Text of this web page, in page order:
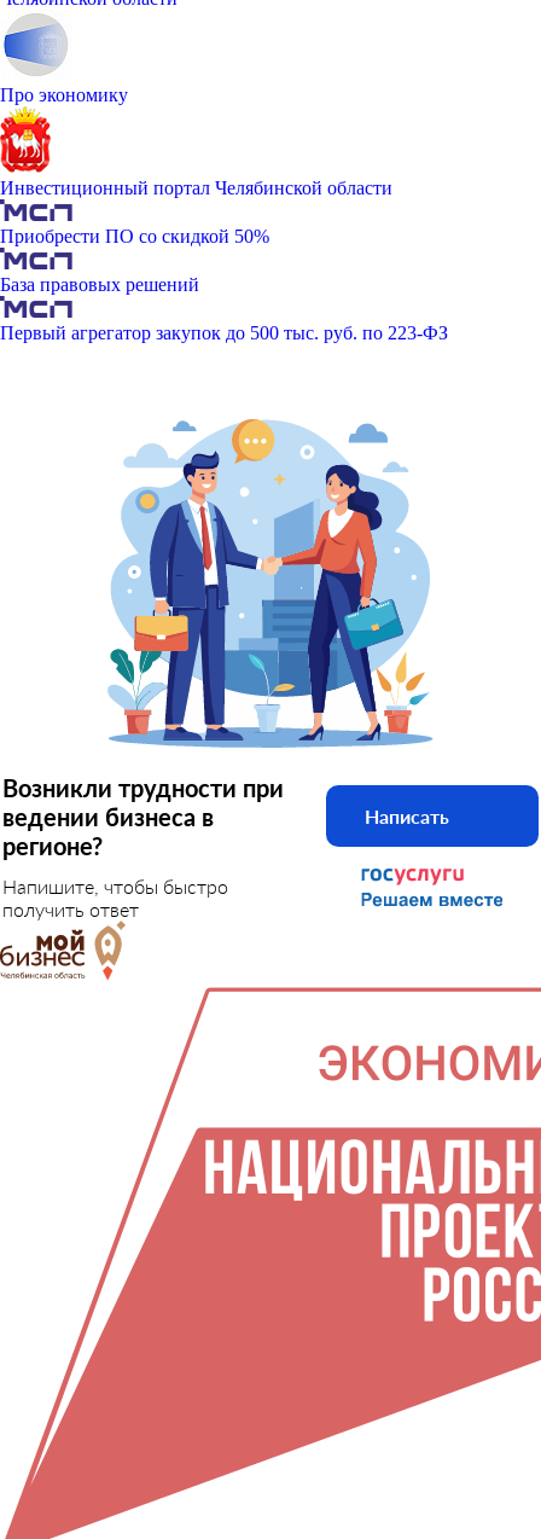
Про экономику
Инвестиционный портал Челябинской области
Приобрести ПО со скидкой 50%
База правовых решений
Первый агрегатор закупок до 500 тыс. руб. по 223-ФЗ
Возникли трудности при
ведении бизнеса в
регионе?
Напишите, чтобы быстро
получить ответ
Написать